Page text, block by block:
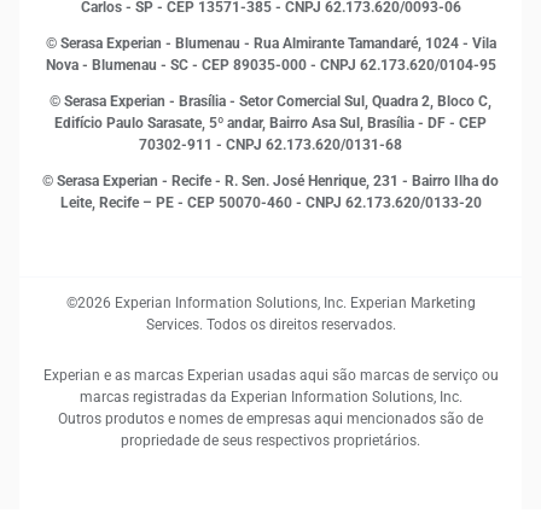
Open Finance
Proteção de Dados
Sustentabilidade Corporativa
Carlos - SP - CEP 13571-385 - CNPJ 62.173.620/0093-06
© Serasa Experian - Blumenau - Rua Almirante Tamandaré, 1024 - Vila
Nova - Blumenau - SC - CEP 89035-000 - CNPJ 62.173.620/0104-95
© Serasa Experian - Brasília - Setor Comercial Sul, Quadra 2, Bloco C,
Edifício Paulo Sarasate, 5º andar, Bairro Asa Sul, Brasília - DF - CEP
70302-911 - CNPJ 62.173.620/0131-68
© Serasa Experian - Recife - R. Sen. José Henrique, 231 - Bairro Ilha do
Leite, Recife – PE - CEP 50070-460 - CNPJ 62.173.620/0133-20
©2026 Experian Information Solutions, Inc. Experian Marketing
Services. Todos os direitos reservados.
Experian e as marcas Experian usadas aqui são marcas de serviço ou
marcas registradas da Experian Information Solutions, Inc.
Outros produtos e nomes de empresas aqui mencionados são de
propriedade de seus respectivos proprietários.